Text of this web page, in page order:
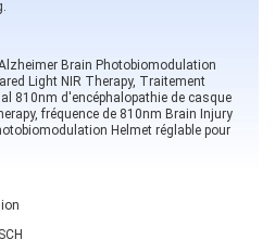
Brain Photobiomodulation
Light NIR Therapy, Traitement
810nm d'encéphalopathie de casque
fréquence de 810nm Brain Injury
Helmet réglable pour